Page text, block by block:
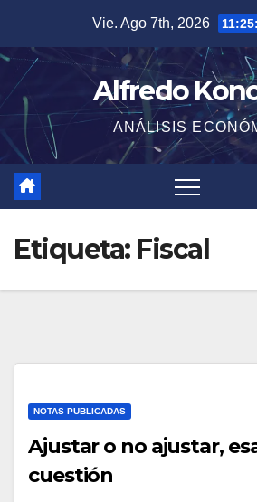
contenido
Vie. Ago 7th, 2026
Alfredo
ANÁLISIS
Etiqueta: Fiscal
NOTAS PUBLICADAS
Ajustar o no ajustar,
cuestión